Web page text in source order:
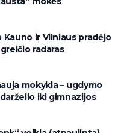
ir Vilniaus pradėjo
radaras
mokykla – ugdymo
iki gimnazijos